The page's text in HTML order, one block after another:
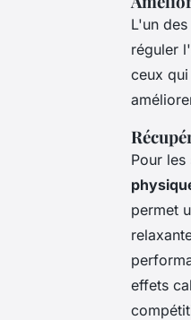
L'un
réguler
ceux
Pour
permet
effets